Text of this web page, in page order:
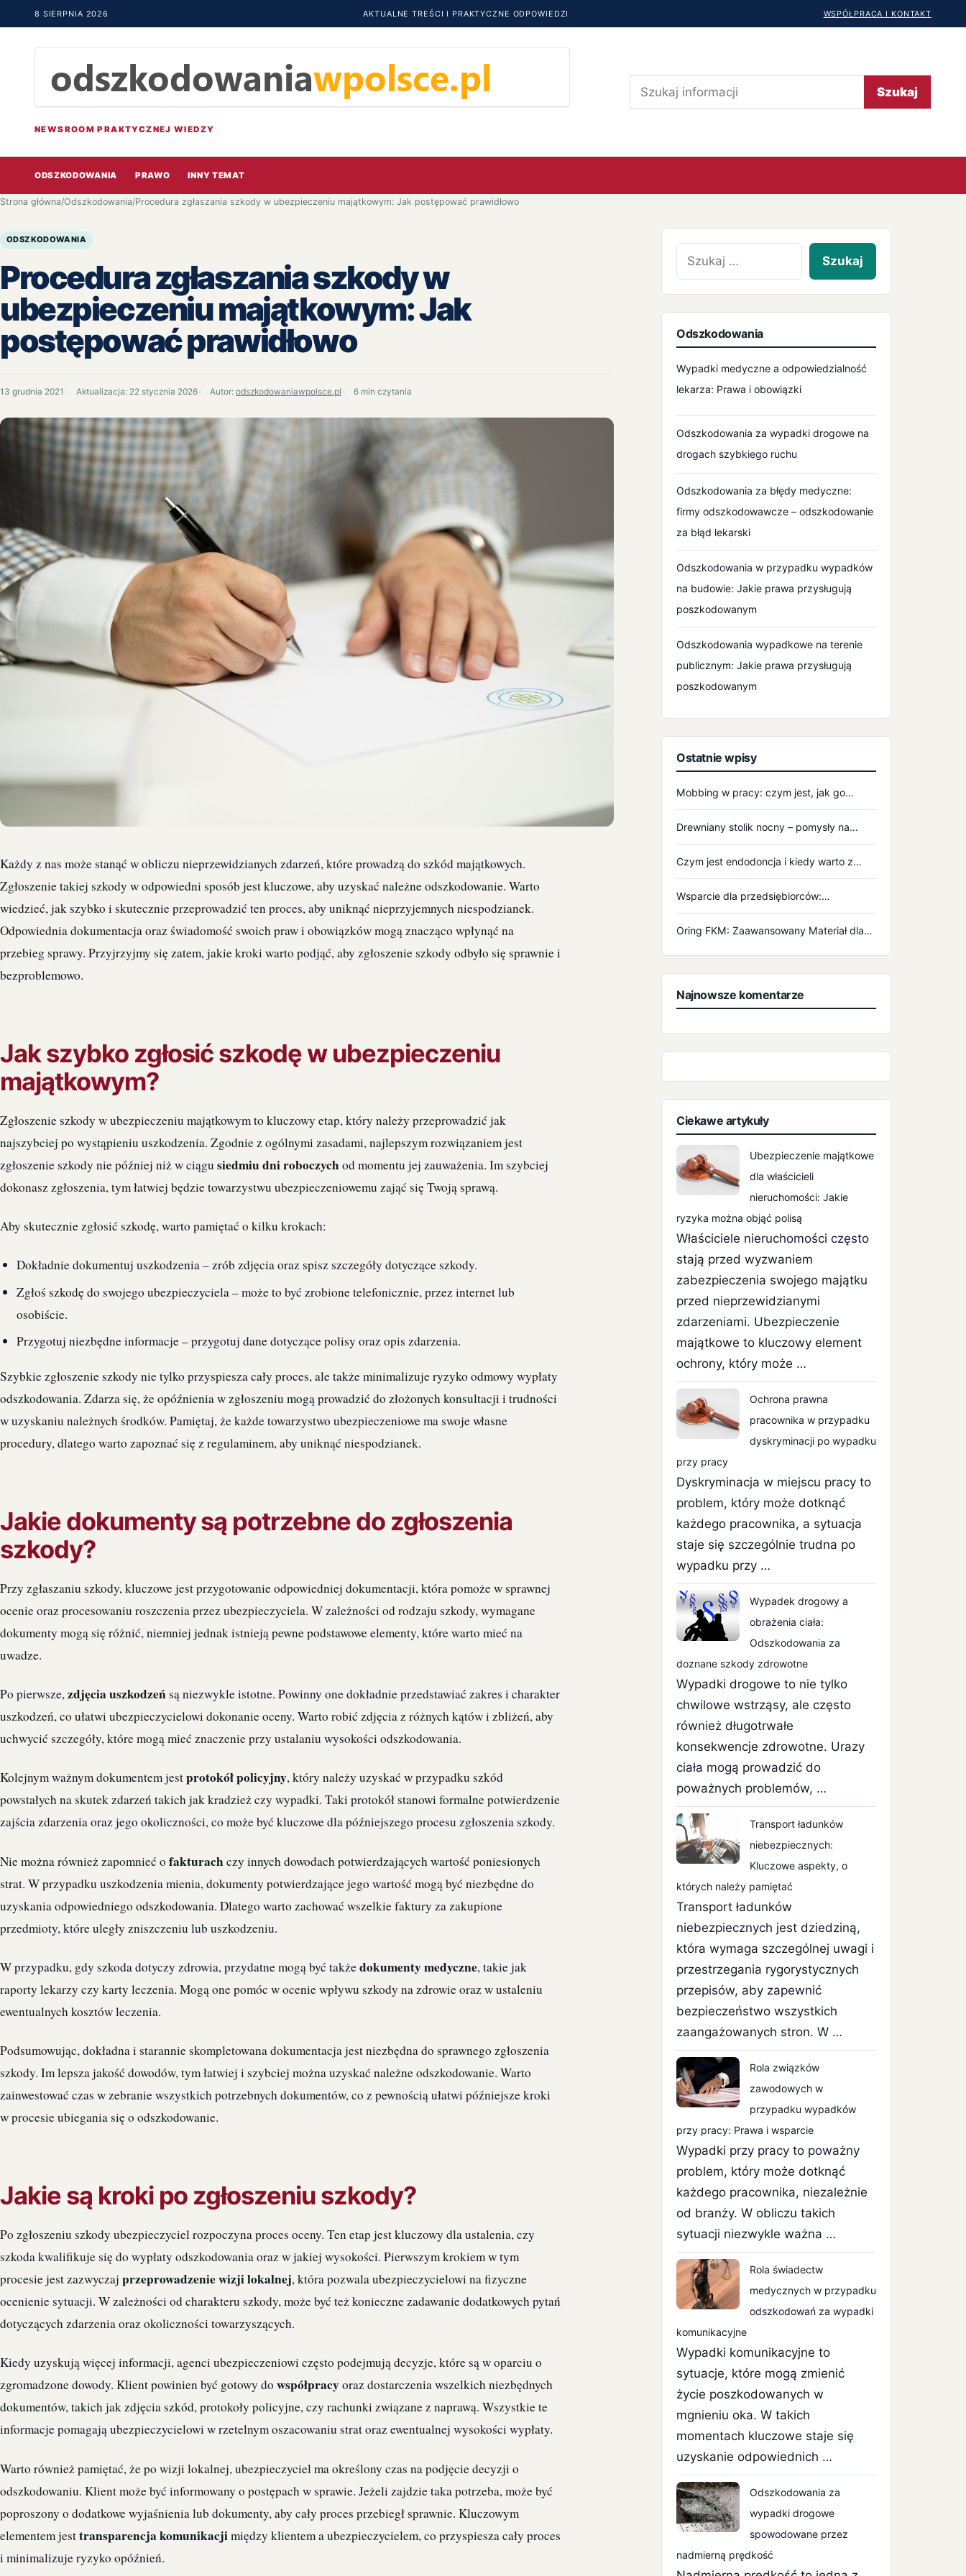
8 SIERPNIA 2026 AKTUALNE TREŚCI I PRAKTYCZNE ODPOWIEDZI WSPÓŁPRACA I KONTAKT
NEWSROOM PRAKTYCZNEJ WIEDZY
Szukaj Szukaj
ODSZKODOWANIA PRAWO INNY TEMAT
Strona główna/Odszkodowania/Procedura zgłaszania szkody w ubezpieczeniu majątkowym: Jak postępować prawidłowo
ODSZKODOWANIA
Procedura zgłaszania szkody w
ubezpieczeniu majątkowym: Jak
postępować prawidłowo
13 grudnia 2021 Aktualizacja: 22 stycznia 2026 Autor: odszkodowaniawpolsce.pl 6 min czytania
Każdy z nas może stanąć w obliczu nieprzewidzianych zdarzeń, które prowadzą do szkód majątkowych.
Zgłoszenie takiej szkody w odpowiedni sposób jest kluczowe, aby uzyskać należne odszkodowanie. Warto
wiedzieć, jak szybko i skutecznie przeprowadzić ten proces, aby uniknąć nieprzyjemnych niespodzianek.
Odpowiednia dokumentacja oraz świadomość swoich praw i obowiązków mogą znacząco wpłynąć na
przebieg sprawy. Przyjrzyjmy się zatem, jakie kroki warto podjąć, aby zgłoszenie szkody odbyło się sprawnie i
bezproblemowo.
Jak szybko zgłosić szkodę w ubezpieczeniu
majątkowym?
Zgłoszenie szkody w ubezpieczeniu majątkowym to kluczowy etap, który należy przeprowadzić jak
najszybciej po wystąpieniu uszkodzenia. Zgodnie z ogólnymi zasadami, najlepszym rozwiązaniem jest
zgłoszenie szkody nie później niż w ciągu siedmiu dni roboczych od momentu jej zauważenia. Im szybciej
dokonasz zgłoszenia, tym łatwiej będzie towarzystwu ubezpieczeniowemu zająć się Twoją sprawą.
Aby skutecznie zgłosić szkodę, warto pamiętać o kilku krokach:
Dokładnie dokumentuj uszkodzenia – zrób zdjęcia oraz spisz szczegóły dotyczące szkody.
Zgłoś szkodę do swojego ubezpieczyciela – może to być zrobione telefonicznie, przez internet lub
osobiście.
Przygotuj niezbędne informacje – przygotuj dane dotyczące polisy oraz opis zdarzenia.
Szybkie zgłoszenie szkody nie tylko przyspiesza cały proces, ale także minimalizuje ryzyko odmowy wypłaty
odszkodowania. Zdarza się, że opóźnienia w zgłoszeniu mogą prowadzić do złożonych konsultacji i trudności
w uzyskaniu należnych środków. Pamiętaj, że każde towarzystwo ubezpieczeniowe ma swoje własne
procedury, dlatego warto zapoznać się z regulaminem, aby uniknąć niespodzianek.
Jakie dokumenty są potrzebne do zgłoszenia
szkody?
Przy zgłaszaniu szkody, kluczowe jest przygotowanie odpowiedniej dokumentacji, która pomoże w sprawnej
ocenie oraz procesowaniu roszczenia przez ubezpieczyciela. W zależności od rodzaju szkody, wymagane
dokumenty mogą się różnić, niemniej jednak istnieją pewne podstawowe elementy, które warto mieć na
uwadze.
Po pierwsze,zdjęcia uszkodzeńsą niezwykle istotne. Powinny one dokładnie przedstawiać zakres i charakter
uszkodzeń, co ułatwi ubezpieczycielowi dokonanie oceny. Warto robić zdjęcia z różnych kątów i zbliżeń, aby
uchwycić szczegóły, które mogą mieć znaczenie przy ustalaniu wysokości odszkodowania.
Kolejnym ważnym dokumentem jestprotokół policyjny, który należy uzyskać w przypadku szkód
powstałych na skutek zdarzeń takich jak kradzież czy wypadki. Taki protokół stanowi formalne potwierdzenie
zajścia zdarzenia oraz jego okoliczności, co może być kluczowe dla późniejszego procesu zgłoszenia szkody.
Nie można również zapomnieć o fakturach czy innych dowodach potwierdzających wartość poniesionych
strat. W przypadku uszkodzenia mienia, dokumenty potwierdzające jego wartość mogą być niezbędne do
uzyskania odpowiedniego odszkodowania. Dlatego warto zachować wszelkie faktury za zakupione
przedmioty, które uległy zniszczeniu lub uszkodzeniu.
W przypadku, gdy szkoda dotyczy zdrowia, przydatne mogą być takżedokumenty medyczne, takie jak
raporty lekarzy czy karty leczenia. Mogą one pomóc w ocenie wpływu szkody na zdrowie oraz w ustaleniu
ewentualnych kosztów leczenia.
Podsumowując, dokładna i starannie skompletowana dokumentacja jest niezbędna do sprawnego zgłoszenia
szkody. Im lepsza jakość dowodów, tym łatwiej i szybciej można uzyskać należne odszkodowanie. Warto
zainwestować czas w zebranie wszystkich potrzebnych dokumentów, co z pewnością ułatwi późniejsze kroki
w procesie ubiegania się o odszkodowanie.
Jakie są kroki po zgłoszeniu szkody?
Po zgłoszeniu szkody ubezpieczyciel rozpoczyna proces oceny. Ten etap jest kluczowy dla ustalenia, czy
szkoda kwalifikuje się do wypłaty odszkodowania oraz w jakiej wysokości. Pierwszym krokiem w tym
procesie jest zazwyczaj przeprowadzenie wizji lokalnej, która pozwala ubezpieczycielowi na fizyczne
ocenienie sytuacji. W zależności od charakteru szkody, może być też konieczne zadawanie dodatkowych pytań
dotyczących zdarzenia oraz okoliczności towarzyszących.
Kiedy uzyskują więcej informacji, agenci ubezpieczeniowi często podejmują decyzje, które są w oparciu o
zgromadzone dowody. Klient powinien być gotowy do współpracyoraz dostarczenia wszelkich niezbędnych
dokumentów, takich jak zdjęcia szkód, protokoły policyjne, czy rachunki związane z naprawą. Wszystkie te
informacje pomagają ubezpieczycielowi w rzetelnym oszacowaniu strat oraz ewentualnej wysokości wypłaty.
Warto również pamiętać, że po wizji lokalnej, ubezpieczyciel ma określony czas na podjęcie decyzji o
odszkodowaniu. Klient może być informowany o postępach w sprawie. Jeżeli zajdzie taka potrzeba, może być
poproszony o dodatkowe wyjaśnienia lub dokumenty, aby cały proces przebiegł sprawnie. Kluczowym
elementem jesttransparencja komunikacjimiędzy klientem a ubezpieczycielem, co przyspiesza cały proces
i minimalizuje ryzyko opóźnień.
Szukaj:
Odszkodowania
Wypadki medyczne a odpowiedzialność
lekarza: Prawa i obowiązki
Odszkodowania za wypadki drogowe na
drogach szybkiego ruchu
Odszkodowania za błędy medyczne:
firmy odszkodowawcze – odszkodowanie
za błąd lekarski
Odszkodowania w przypadku wypadków
na budowie: Jakie prawa przysługują
poszkodowanym
Odszkodowania wypadkowe na terenie
publicznym: Jakie prawa przysługują
poszkodowanym
Ostatnie wpisy
Mobbing w pracy: czym jest, jak go…
Drewniany stolik nocny – pomysły na…
Czym jest endodoncja i kiedy warto z…
Wsparcie dla przedsiębiorców:…
Oring FKM: Zaawansowany Materiał dla…
Najnowsze komentarze
Ciekawe artykuły
Ubezpieczenie majątkowe
dla właścicieli
nieruchomości: Jakie
ryzyka można objąć polisą
Właściciele nieruchomości często
stają przed wyzwaniem
zabezpieczenia swojego majątku
przed nieprzewidzianymi
zdarzeniami. Ubezpieczenie
majątkowe to kluczowy element
ochrony, który może …
Ochrona prawna
pracownika w przypadku
dyskryminacji po wypadku
przy pracy
Dyskryminacja w miejscu pracy to
problem, który może dotknąć
każdego pracownika, a sytuacja
staje się szczególnie trudna po
wypadku przy …
Wypadek drogowy a
obrażenia ciała:
Odszkodowania za
doznane szkody zdrowotne
Wypadki drogowe to nie tylko
chwilowe wstrząsy, ale często
również długotrwałe
konsekwencje zdrowotne. Urazy
ciała mogą prowadzić do
poważnych problemów, …
Transport ładunków
niebezpiecznych:
Kluczowe aspekty, o
których należy pamiętać
Transport ładunków
niebezpiecznych jest dziedziną,
która wymaga szczególnej uwagi i
przestrzegania rygorystycznych
przepisów, aby zapewnić
bezpieczeństwo wszystkich
zaangażowanych stron. W …
Rola związków
zawodowych w
przypadku wypadków
przy pracy: Prawa i wsparcie
Wypadki przy pracy to poważny
problem, który może dotknąć
każdego pracownika, niezależnie
od branży. W obliczu takich
sytuacji niezwykle ważna …
Rola świadectw
medycznych w przypadku
odszkodowań za wypadki
komunikacyjne
Wypadki komunikacyjne to
sytuacje, które mogą zmienić
życie poszkodowanych w
mgnieniu oka. W takich
momentach kluczowe staje się
uzyskanie odpowiednich …
Odszkodowania za
wypadki drogowe
spowodowane przez
nadmierną prędkość